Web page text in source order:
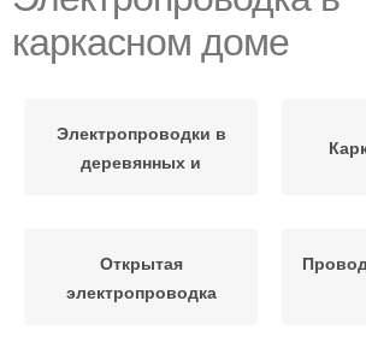
каркасном доме
Электропроводки в
деревянных и
Открытая
электропроводка